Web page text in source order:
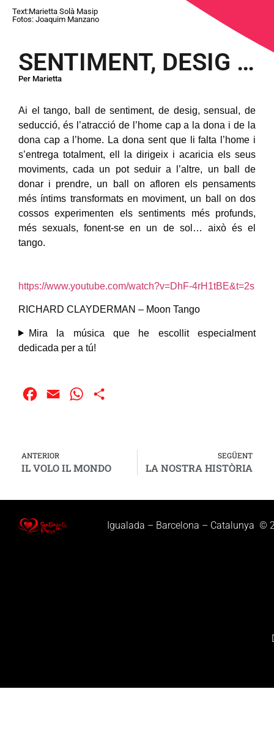
Text:Marietta Solà Masip
Fotos: Joaquim Manzano
SENTIMENT, DESIG …
Per Marietta
Ai el tango, ball de sentiment, de desig, sensual, de
seducció, és l’atracció de l’home cap a la dona i de la
dona cap a l’home. La dona sent que li falta l’home i
s’entrega totalment, ell la dirigeix i acaricia els seus
moviments, cada un pot seduir a l’altre, un ball de
donar i prendre, un ball on afloren els pensaments
més íntims transformats en moviment, un ball on dos
cossos experimenten els sentiments més profunds,
més sexuals, fonent-se en un de sol… això és el
tango.
https://www.youtube.com/watch?v=DhF-4rH1tBE&t=2s
RICHARD CLAYDERMAN – Moon Tango
Mira la música que he escollit especialment
dedicada per a tú!
Facebook
Email WhatsApp
ANTERIOR
IL VOLO IL MONDO
SEGÜENT
LA NOSTRA HISTÒRIA
Igualada – Barcelona – Catalunya ©